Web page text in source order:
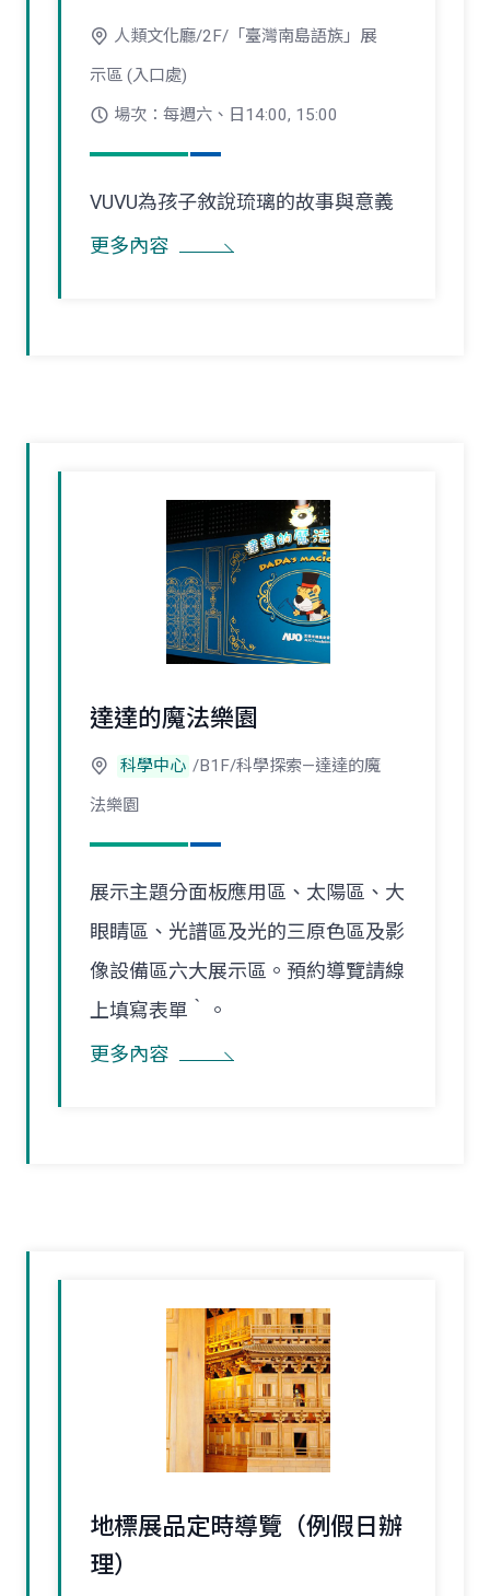
人類文化廳/2F/「臺灣南島語族」展
示區 (入口處)
場次：每週六、日14:00, 15:00
VUVU為孩子敘說琉璃的故事與意義
更多內容
達達的魔法樂園
科學中心 /B1F/科學探索—達達的魔
法樂園
展示主題分面板應用區、太陽區、大
眼睛區、光譜區及光的三原色區及影
像設備區六大展示區。預約導覽請線
上填寫表單‵。
更多內容
地標展品定時導覽（例假日辦
理）